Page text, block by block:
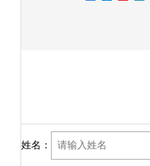
姓名：